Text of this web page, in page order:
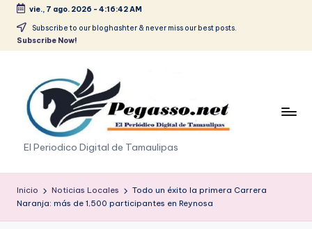
Saltar
vie., 7 ago. 2026 - 4:16:42 AM
Subscribe to our bloghashter & never miss our best posts.
Subscribe Now!
p
e
g
a
El Periodico Digital de Tamaulipas
Inicio Noticias Locales
Todo un éxito la primera Carrera
Naranja: más de 1,500 participantes en Reynosa